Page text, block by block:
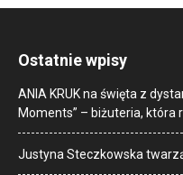
Ostatnie wpisy
ANIA KRUK na święta z
Moments” – biżuteria, która
Justyna Steczkowska